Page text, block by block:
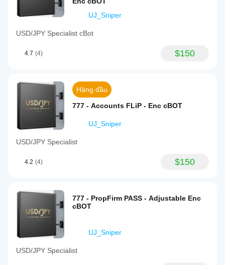
UJ_Sniper
USD/JPY Specialist cBot
4.7 (4) $150
Hàng đầu
777 - Accounts FLiP - Enc cBOT
UJ_Sniper
USD/JPY Specialist
4.2 (4) $150
777 - PropFirm PASS - Adjustable Enc
cBOT
UJ_Sniper
USD/JPY Specialist